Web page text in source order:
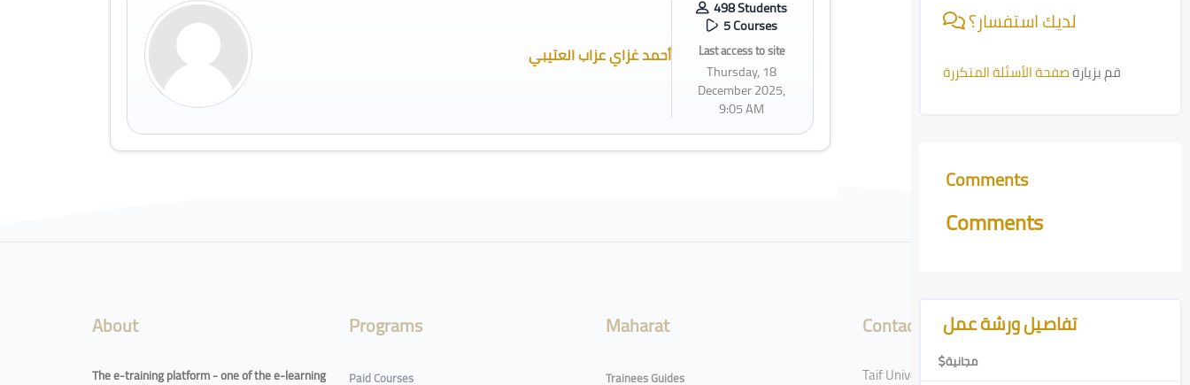
لديك استفسار؟
قم بزيارةصفحة الأسئلة المتكررة
Skip Comments
Comments
Comments
تفاصيل ورشة عمل
مجانية
أحمد غزاي عزاب العتيبي
498 Students
5 Courses
Last access to site
Thursday, 18
December 2025,
9:05 AM
About
The e-training platform - one of the e-learning
Programs
Paid Courses
Maharat
Trainees Guides
Contact
Taif University, Taif, Kingdom of Saudi